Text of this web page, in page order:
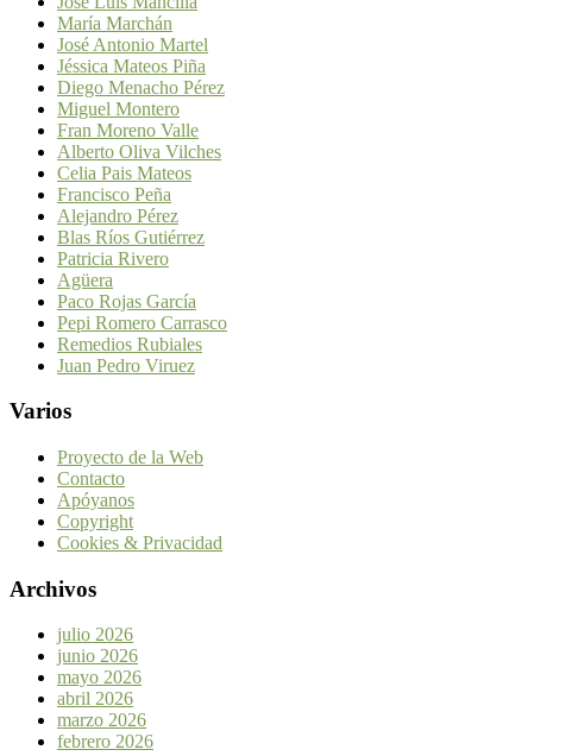
María Marchán
José Antonio Martel
Jéssica Mateos Piña
Diego Menacho Pérez
Miguel Montero
Fran Moreno Valle
Alberto Oliva Vilches
Celia Pais Mateos
Francisco Peña
Alejandro Pérez
Blas Ríos Gutiérrez
Patricia Rivero
Agüera
Paco Rojas García
Pepi Romero Carrasco
Remedios Rubiales
Juan Pedro Viruez
Varios
Proyecto de la Web
Contacto
Apóyanos
Copyright
Cookies & Privacidad
Archivos
julio 2026
junio 2026
mayo 2026
abril 2026
marzo 2026
febrero 2026